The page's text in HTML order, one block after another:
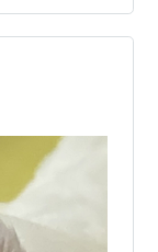
最後のコラム
番実感し、頷
助けられた
ありがと